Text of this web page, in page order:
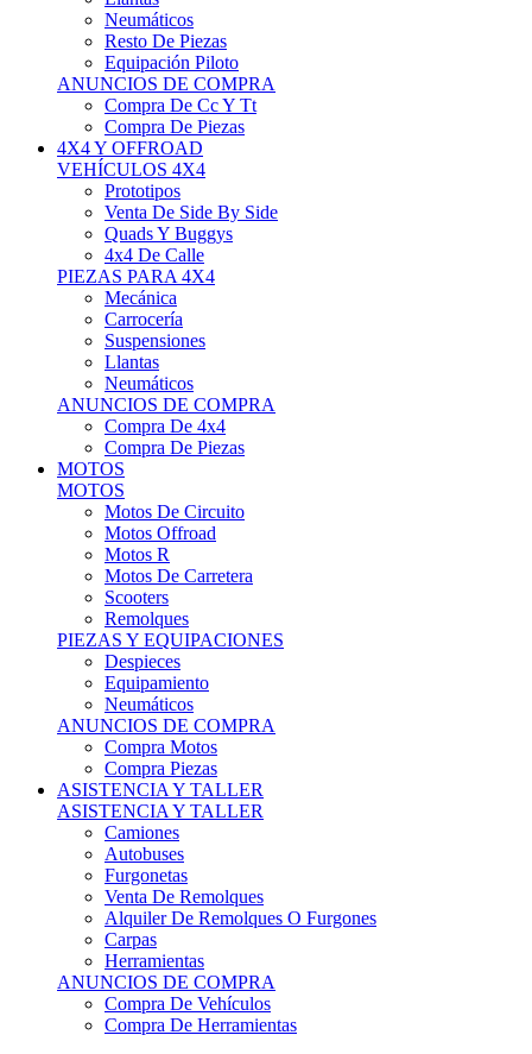
Neumáticos
Resto De Piezas
Equipación Piloto
ANUNCIOS DE COMPRA
Compra De Cc Y Tt
Compra De Piezas
4X4 Y OFFROAD
VEHÍCULOS 4X4
Prototipos
Venta De Side By Side
Quads Y Buggys
4x4 De Calle
PIEZAS PARA 4X4
Mecánica
Carrocería
Suspensiones
Llantas
Neumáticos
ANUNCIOS DE COMPRA
Compra De 4x4
Compra De Piezas
MOTOS
MOTOS
Motos De Circuito
Motos Offroad
Motos R
Motos De Carretera
Scooters
Remolques
PIEZAS Y EQUIPACIONES
Despieces
Equipamiento
Neumáticos
ANUNCIOS DE COMPRA
Compra Motos
Compra Piezas
ASISTENCIA Y TALLER
ASISTENCIA Y TALLER
Camiones
Autobuses
Furgonetas
Venta De Remolques
Alquiler De Remolques O Furgones
Carpas
Herramientas
ANUNCIOS DE COMPRA
Compra De Vehículos
Compra De Herramientas